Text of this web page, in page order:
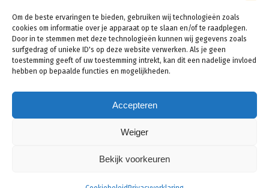
Om de beste ervaringen te bieden, gebruiken wij technologieën zoals
cookies om informatie over je apparaat op te slaan en/of te raadplegen.
Door in te stemmen met deze technologieën kunnen wij gegevens zoals
surfgedrag of unieke ID's op deze website verwerken. Als je geen
toestemming geeft of uw toestemming intrekt, kan dit een nadelige invloed
hebben op bepaalde functies en mogelijkheden.
Accepteren
Weiger
Bekijk voorkeuren
Kelderdichting methodes en prijzen
Gevelrenovatie prijzen
Schilderwerk prijzen
|Privacy statement